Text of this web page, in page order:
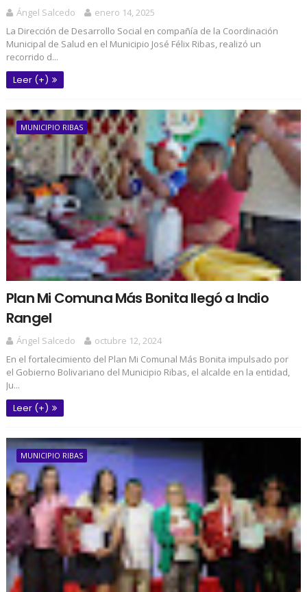
Ángel Salcedo
enero 14, 2025
La Dirección de Desarrollo Social en compañía de la Coordinación
Municipal de Salud en el Municipio José Félix Ribas, realizó un
recorrido d...
Leer (+)
MUNICIPIO RIBAS
Plan Mi Comuna Más Bonita llegó a Indio
Rangel
Ángel Salcedo
octubre 12, 2024
En el fortalecimiento del Plan Mi Comunal Más Bonita impulsado por
el Gobierno Bolivariano del Municipio Ribas, el alcalde en la entidad,
Ju...
Leer (+)
MUNICIPIO RIBAS